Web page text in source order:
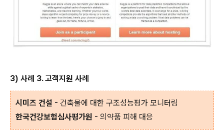
3) 사례 3. 고객지원 사례
시미즈 건설 - 건축물에 대한 구조성능평가 모니터링
한국건강보험심사평가원 - 의약품 피해 대응